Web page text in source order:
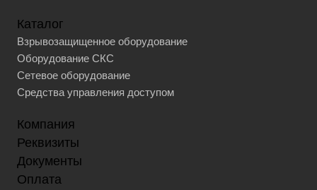
Каталог
Взрывозащищенное оборудование
Оборудование СКС
Сетевое оборудование
Средства управления доступом
Компания
Реквизиты
Документы
Оплата